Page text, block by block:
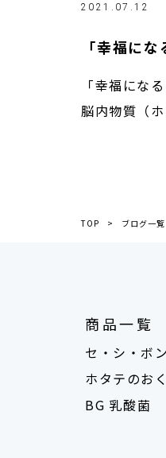
2021.07.12
「幸福に
「幸福にな
脳内物質（
TOP ブログ一覧
商品一覧
セ・シ・ボン
ホタテのお
BG 乳酸菌